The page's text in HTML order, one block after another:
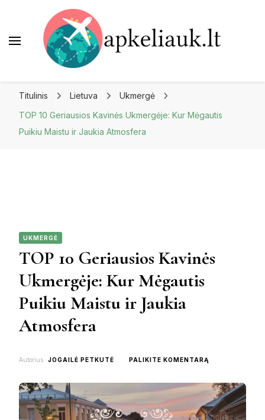
Titulinis Lietuva
Ukmergė
TOP 10 Geriausios Kavinės Ukmergėje: Kur Mėgautis
Puikiu Maistu ir Jaukia Atmosfera
UKMERGĖ
TOP 10 Geriausios Kavinės
Ukmergėje: Kur Mėgautis
Puikiu Maistu ir Jaukia
Atmosfera
Autorius JOGAILĖ PETKUTĖ PALIKITE KOMENTARĄ
GERIAUSIOS
KAVINĖS
UKMERGĖJE: